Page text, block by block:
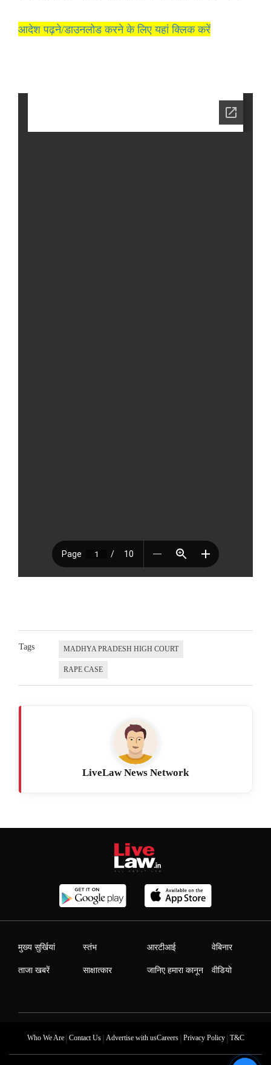
आदेश पढ़ने/डाउनलोड करने के लिए यहां क्लिक करें
Tags MADHYA PRADESH HIGH COURT
RAPE CASE
LiveLaw News Network
मुख्य सुर्खियां
ताजा खबरें
स्तंभ
साक्षात्कार
आरटीआई
जानिए हमारा कानून
वेबिनार
वीडियो
Who We Are| Contact Us| Advertise with usCareers| Privacy Policy| T&C